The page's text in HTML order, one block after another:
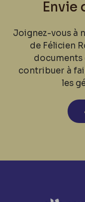
Envie
Joignez-vous à
de Félicien
documents
contribuer à
les